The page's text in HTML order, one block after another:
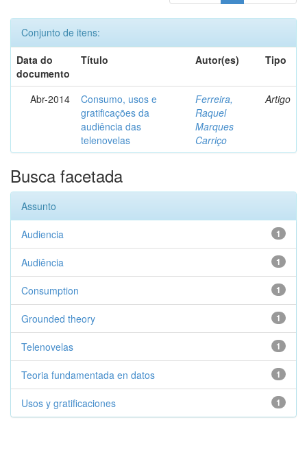
Conjunto de itens:
Data do
documento
Título Autor(es) Tipo
Abr-2014
Consumo, usos e
gratificações da
audiência das
telenovelas
Ferreira,
Raquel
Marques
Carriço
Artigo
Busca facetada
Assunto
1
Audiencia
1
Audiência
1
Consumption
1
Grounded theory
1
Telenovelas
1
Teoria fundamentada en datos
1
Usos y gratificaciones